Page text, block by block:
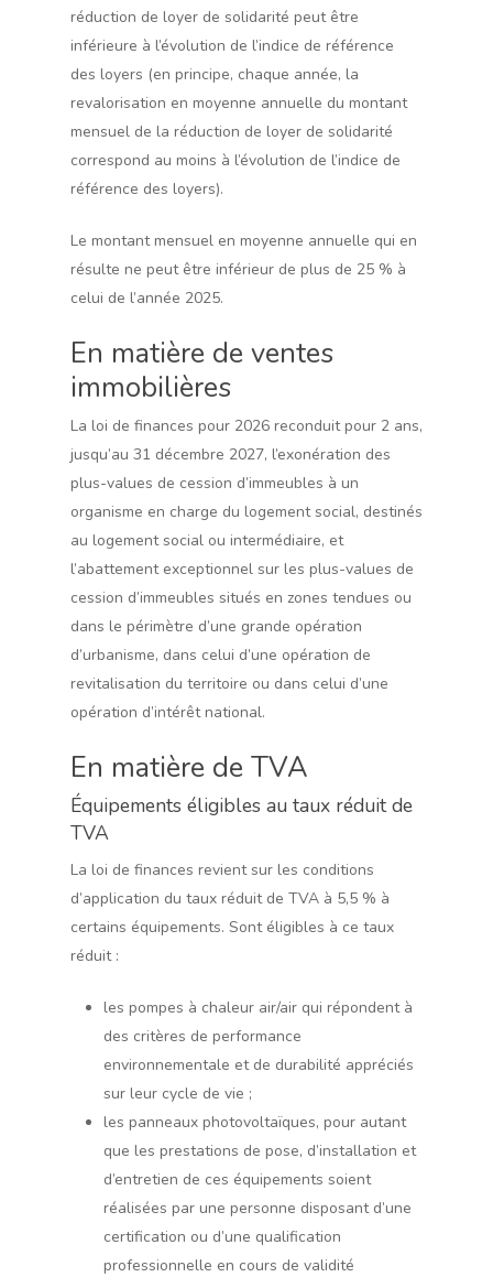
réduction de loyer de solidarité peut être
inférieure à l’évolution de l’indice de référence
des loyers (en principe, chaque année, la
revalorisation en moyenne annuelle du montant
mensuel de la réduction de loyer de solidarité
correspond au moins à l’évolution de l’indice de
référence des loyers).
Le montant mensuel en moyenne annuelle qui en
résulte ne peut être inférieur de plus de 25 % à
celui de l’année 2025.
En matière de ventes
immobilières
La loi de finances pour 2026 reconduit pour 2 ans,
jusqu’au 31 décembre 2027, l’exonération des
plus-values de cession d’immeubles à un
organisme en charge du logement social, destinés
au logement social ou intermédiaire, et
l’abattement exceptionnel sur les plus-values de
cession d’immeubles situés en zones tendues ou
dans le périmètre d’une grande opération
d’urbanisme, dans celui d’une opération de
revitalisation du territoire ou dans celui d’une
opération d’intérêt national.
En matière de TVA
Équipements éligibles au taux réduit de
TVA
La loi de finances revient sur les conditions
d’application du taux réduit de TVA à 5,5 % à
certains équipements. Sont éligibles à ce taux
réduit :
les pompes à chaleur air/air qui répondent à
des critères de performance
environnementale et de durabilité appréciés
sur leur cycle de vie ;
les panneaux photovoltaïques, pour autant
que les prestations de pose, d’installation et
d’entretien de ces équipements soient
réalisées par une personne disposant d’une
certification ou d’une qualification
professionnelle en cours de validité